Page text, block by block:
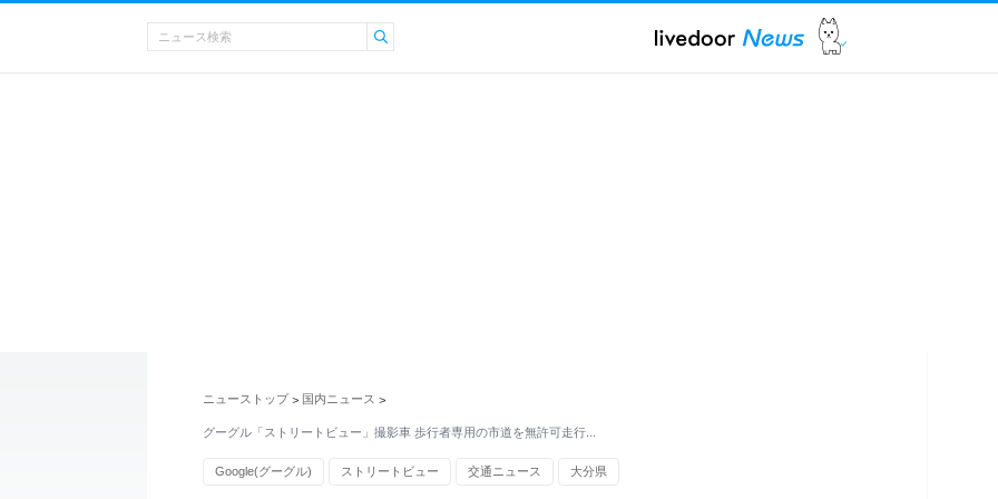
ニューストップ > 国内ニュース >
グーグル「ストリートビュー」撮影車 歩行者専用の市道を無許可走行…
Google(グーグル) ストリートビュー 交通ニュース 大分県